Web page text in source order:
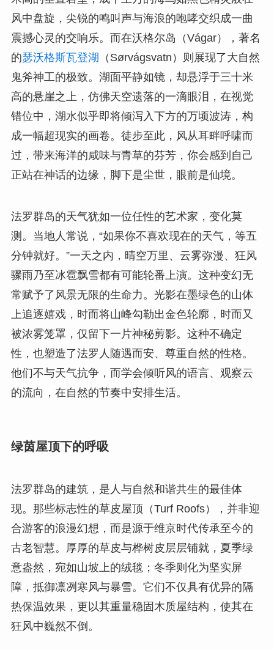
风中盘旋，尖锐的鸣叫声与海浪的咆哮交织成一曲
震撼心灵的交响乐。而在沃格尔岛（Vágar），著名
的瑟沃格斯瓦登湖 （Sørvágsvatn）则展现了大自然
鬼斧神工的极致。湖面平静如镜，却悬浮于三十米
高的悬崖之上，仿佛天空遗落的一滴眼泪，在视觉
错位中，湖水似乎即将倾泻入下方的万顷波涛，构
成一幅超现实的画卷。徒步至此，风从耳畔呼啸而
过，带来海洋的咸味与青草的芬芳，你会感到自己
正站在神话的边缘，脚下是尘世，眼前是仙境。
法罗群岛的天气犹如一位任性的艺术家，变化莫
测。当地人常说，“如果你不喜欢现在的天气，等五
分钟就好。”一天之内，晴空万里、云雾弥漫、狂风
骤雨乃至冰雹飘雪都有可能轮番上演。这种变幻无
常赋予了风景无限的生命力。光影在墨绿色的山体
上追逐嬉戏，时而将山峰勾勒出金色轮廓，时而又
被浓雾笼罩，仅留下一片神秘剪影。这种不确定
性，也塑造了法罗人随遇而安、尊重自然的性格。
他们不与天气抗争，而学会倾听风的语言、观察云
的流向，在自然的节奏中安排生活。
绿茵屋顶下的呼吸
法罗群岛的建筑，是人与自然和谐共生的最佳体
现。那些标志性的草皮屋顶（Turf Roofs），并非迎
合游客的浪漫幻想，而是源于维京时代传承至今的
古老智慧。厚厚的草皮与桦树皮层层铺就，夏季绿
意盎然，宛如山坡上的绒毯；冬季则化为坚实屏
障，抵御凛冽寒风与暴雪。它们不仅具有优异的隔
热保温效果，更以其重量稳固木质屋结构，使其在
狂风中巍然不倒。